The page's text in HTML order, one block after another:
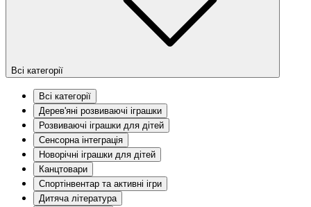
Всі категорії
Всі категорії
Дерев'яні розвиваючі іграшки
Розвиваючі іграшки для дітей
Сенсорна інтеграція
Новорічні іграшки для дітей
Канцтовари
Спортінвентар та активні ігри
Дитяча література